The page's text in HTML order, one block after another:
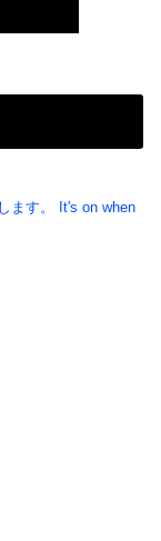
ます。
It's on when